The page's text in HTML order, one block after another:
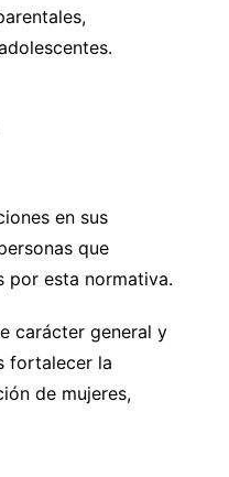
en sus
que
por esta normativa.
carácter general y
fortalecer la
de mujeres,